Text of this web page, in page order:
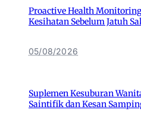
Proactive Health
Kesihatan Sebelum Jatuh
05/08/2026
Suplemen Kesuburan
Saintifik dan Kesan